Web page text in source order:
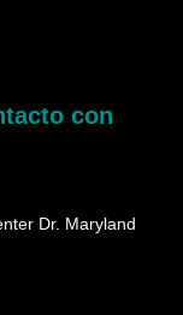
con
Dr. Maryland